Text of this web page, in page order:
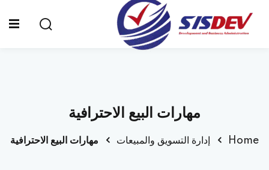
مهارات البيع الاحترافية
Home إدارة التسويق والمبيعات مهارات البيع الاحترافية
Sign in